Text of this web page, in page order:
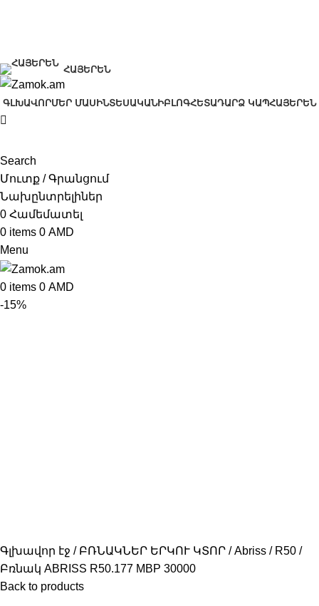
ՀԱՅԵՐԵՆ
ԳԼԽԱՎՈՐՄԵՐ ՄԱՍԻՆՏԵՍԱԿԱՆԻԲԼՈԳՀԵՏԱԴԱՐՁ ԿԱՊՀԱՅԵՐԵՆ
Search
Մուտք / Գրանցում
Նախընտրելիներ
0 Համեմատել
0 items 0 AMD
Menu
0 items 0 AMD
-15%
Գլխավոր էջ ԲՌՆԱԿՆԵՐ ԵՐԿՈՒ ԿՏՈՐ Abriss
R50
Բռնակ ABRISS R50.177 MBP 30000
Back to products